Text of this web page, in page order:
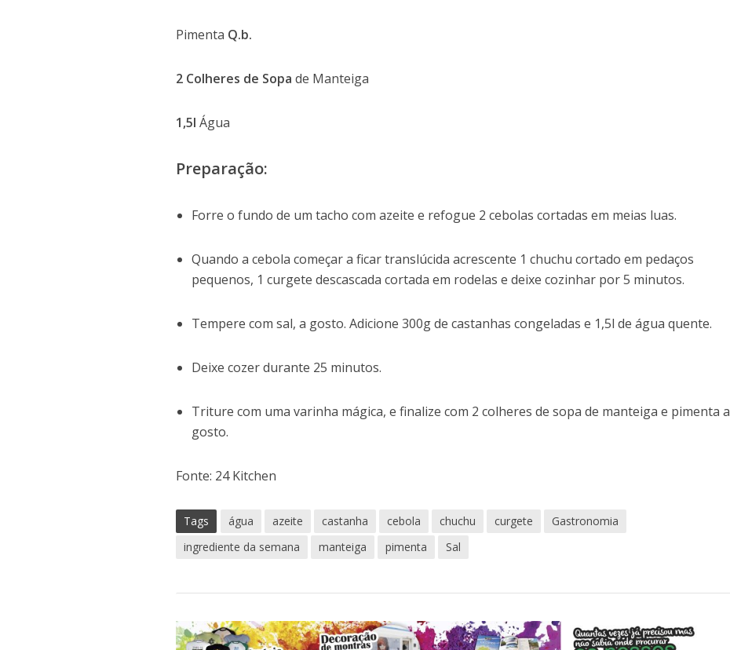
Pimenta Q.b.
2 Colheres de Sopa de Manteiga
1,5l Água
Preparação:
Forre o fundo de um tacho com azeite e refogue 2 cebolas cortadas em meias luas.
Quando a cebola começar a ficar translúcida acrescente 1 chuchu cortado em pedaços
pequenos, 1 curgete descascada cortada em rodelas e deixe cozinhar por 5 minutos.
Tempere com sal, a gosto. Adicione 300g de castanhas congeladas e 1,5l de água quente.
Deixe cozer durante 25 minutos.
Triture com uma varinha mágica, e finalize com 2 colheres de sopa de manteiga e pimenta a
gosto.
Fonte: 24 Kitchen
Tags água azeite castanha cebola chuchu curgete
Gastronomia
ingrediente da semana
manteiga pimenta Sal